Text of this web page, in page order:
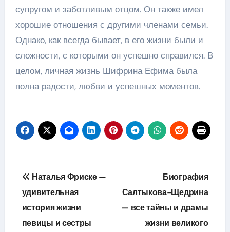
супругом и заботливым отцом. Он также имел
хорошие отношения с другими членами семьи.
Однако, как всегда бывает, в его жизни были и
сложности, с которыми он успешно справился. В
целом, личная жизнь Шифрина Ефима была
полна радости, любви и успешных моментов.
Навигация
по
записям
Наталья Фриске —
удивительная
история жизни
певицы и сестры
Биография
Салтыкова-Щедрина
— все тайны и драмы
жизни великого